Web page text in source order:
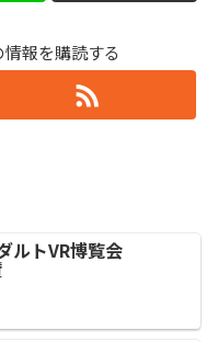
報を購読する
ルトVR博覧会